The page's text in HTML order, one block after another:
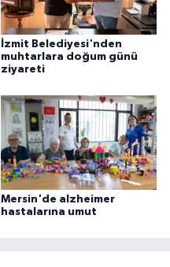
İzmit Belediyesi'nden
muhtarlara doğum günü
ziyareti
Mersin'de alzheimer
hastalarına umut